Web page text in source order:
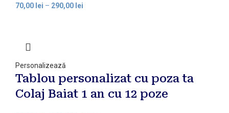
70,00 lei – 290,00 lei
Personalizează
Tablou personalizat cu poza ta
Colaj Baiat 1 an cu 12 poze